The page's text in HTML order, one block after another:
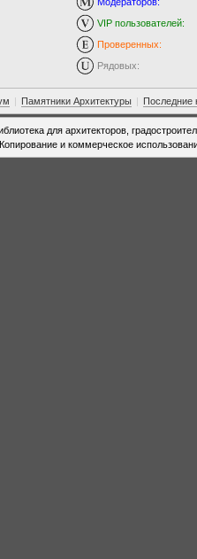
VIP пользователей:
Проверенных:
Рядовых:
| Памятники Архитектуры | Последние
для архитекторов,
и коммерческое